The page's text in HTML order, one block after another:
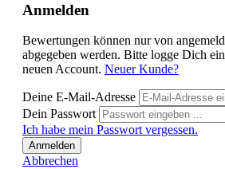
Anmelden
Bewertungen können nur von
abgegeben werden. Bitte logge Dich
neuen Account. Neuer Kunde?
Deine E-Mail-Adresse
Dein Passwort
Ich habe mein Passwort vergessen.
Anmelden
Abbrechen